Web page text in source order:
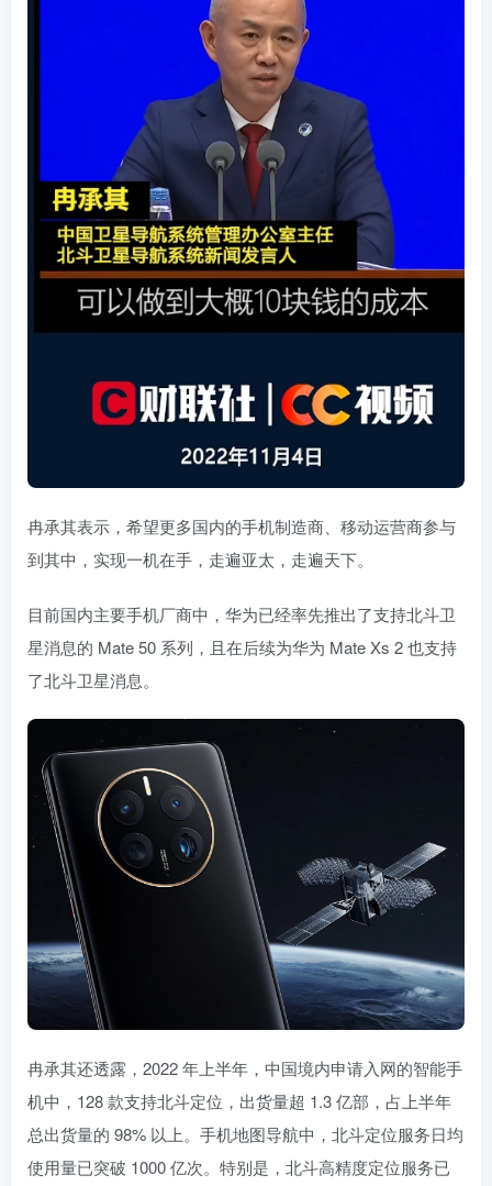
冉承其表示，希望更多国内的手机制造商、移动运营商参与
到其中，实现一机在手，走遍亚太，走遍天下。
目前国内主要手机厂商中，华为已经率先推出了支持北斗卫
星消息的 Mate 50 系列，且在后续为华为 Mate Xs 2 也支持
了北斗卫星消息。
冉承其还透露，2022 年上半年，中国境内申请入网的智能手
机中，128 款支持北斗定位，出货量超 1.3 亿部，占上半年
总出货量的 98% 以上。手机地图导航中，北斗定位服务日均
使用量已突破 1000 亿次。特别是，北斗高精度定位服务已